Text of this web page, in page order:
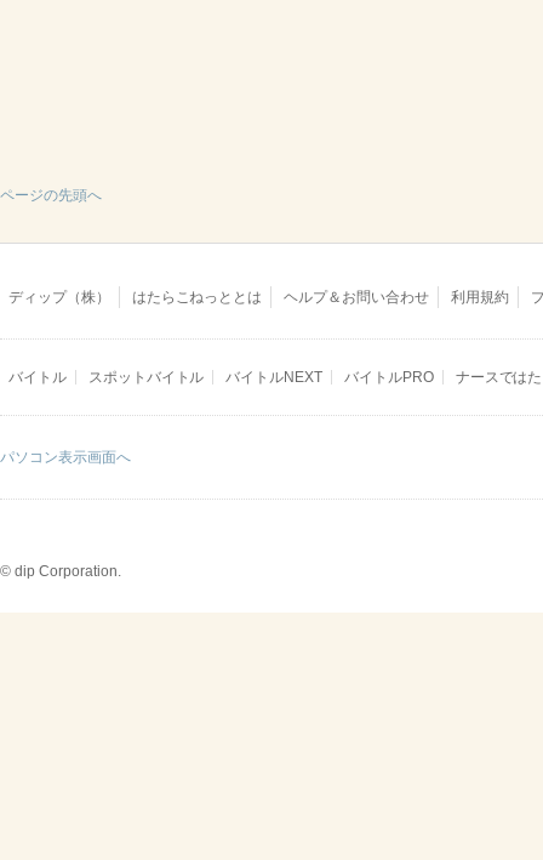
ページの先頭へ
ディップ（株） はたらこねっととは ヘルプ＆お問い合わせ 利用規約
バイトル スポットバイトル バイトルNEXT バイトルPRO ナースでは
パソコン表示画面へ
© dip Corporation.